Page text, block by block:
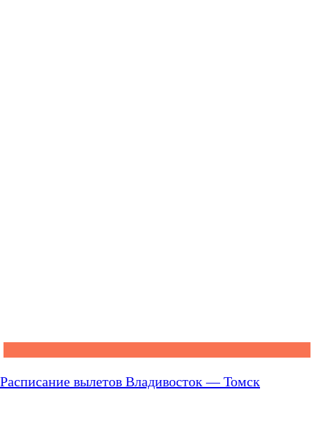
Расписание вылетов Владивосток — Томск